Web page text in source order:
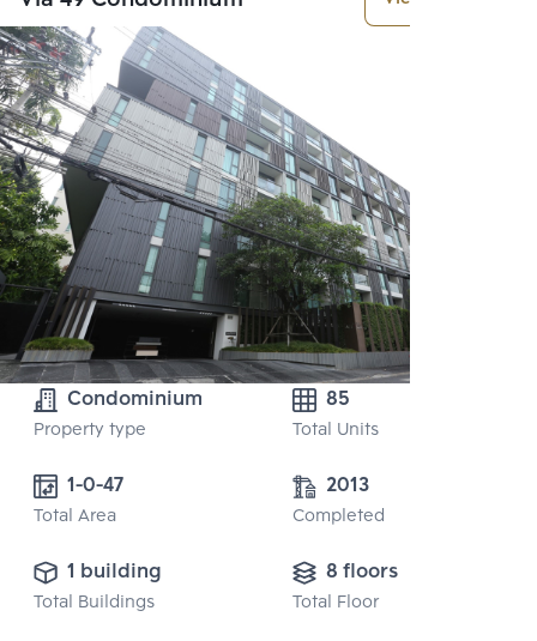
Condominium
Property type
85
Total Units
Total Area
2013
Completed
1 building
Total Buildings
8 floors
Total Floor